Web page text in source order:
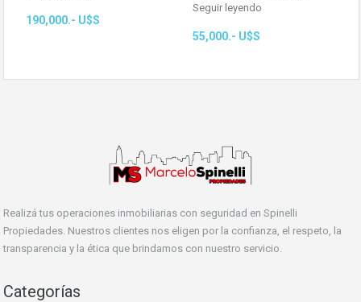
190,000.- U$S
Seguir leyendo
55,000.- U$S
Realizá tus operaciones inmobiliarias con seguridad en Spinelli
Propiedades. Nuestros clientes nos eligen por la confianza, el respeto, la
transparencia y la ética que brindamos con nuestro servicio.
Categorías